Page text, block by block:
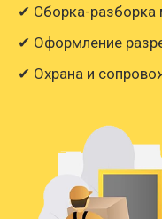
✔ Сборка-разборка
✔ Оформление
✔ Охрана и